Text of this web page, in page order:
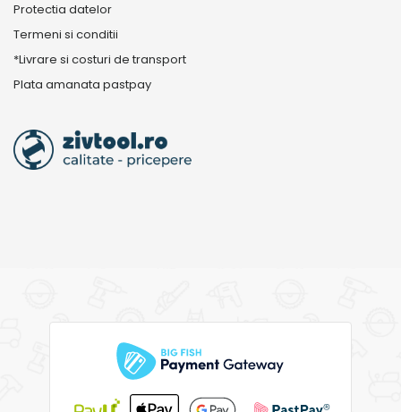
Protectia datelor
Termeni si conditii
*Livrare si costuri de transport
Plata amanata pastpay